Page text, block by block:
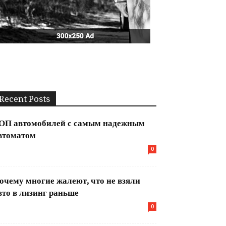
Posts
автомобилей с самым надежным
0
многие жалеют, что не взяли
в лизинг раньше
0